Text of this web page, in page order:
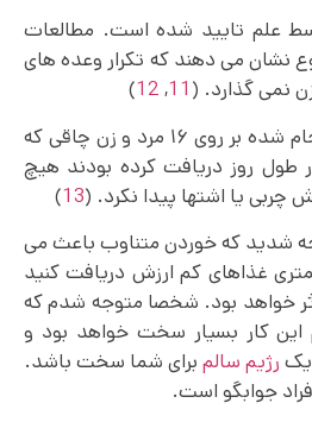
علم تایید شده است. مطالعات
نشان می دهند که تکرار وعده های
نمی گذارد. ( 11
,
12
)
به عنوان مثال مطالعه انجام شده بر روی ۱۶ مرد و زن چاقی که
در طول روز دریافت کرده بودند هیچ
چربی یا اشتها پیدا نکرد. (13
)
شدید که خوردن متناوب باعث می
غذاهای کم ارزش دریافت کنید
خواهد بود. شخصا متوجه شدم که
این کار بسیار سخت خواهد بود و
یک رژیم سالم برای شما سخت باشد.
جوابگو است.